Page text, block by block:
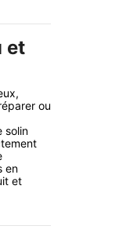
et
ou
solin
en
et